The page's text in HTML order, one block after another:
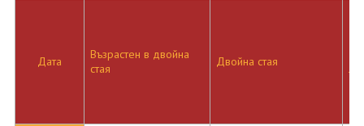
Дата
Възрастен в двойна
стая
Двойна стая